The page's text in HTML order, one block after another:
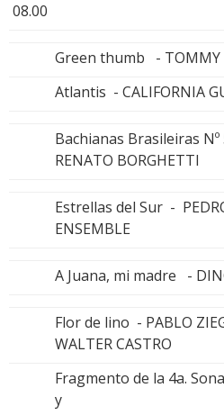
08.00
Green thumb - TOMMY
Atlantis - CALIFORNIA
Bachianas Brasileiras
RENATO BORGHETTI
Estrellas del Sur -
ENSEMBLE
A Juana, mi madre -
Flor de lino - PABLO
WALTER CASTRO
Fragmento de la 4a.
y